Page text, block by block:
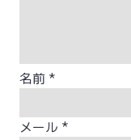
名前 *
メール *